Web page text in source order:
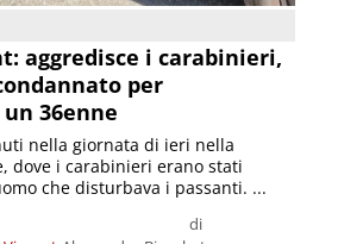
aggredisce i carabinieri,
per
36enne
di
nella giornata di ieri nella
dove i carabinieri erano stati
che disturbava i passanti. ...